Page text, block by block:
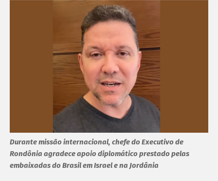
Durante missão internacional, chefe do Executivo de
Rondônia agradece apoio diplomático prestado pelas
embaixadas do Brasil em Israel e na Jordânia